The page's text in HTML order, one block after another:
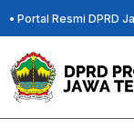
Skip
to
content
• Portal Resmi DPRD